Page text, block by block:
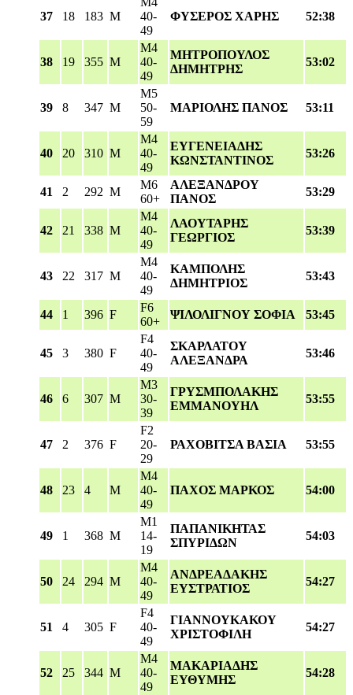
37 18 183 M
40-
49
ΦΥΣΕΡΟΣ ΧΑΡΗΣ 52:38
38 19 355 M
M4
40-
49
ΜΗΤΡΟΠΟΥΛΟΣ
ΔΗΜΗΤΡΗΣ
53:02
39 8 347 M
M5
50-
59
ΜΑΡΙΟΛΗΣ ΠΑΝΟΣ 53:11
40 20 310 M
M4
40-
49
ΕΥΓΕΝΕΙΑΔΗΣ
ΚΩΝΣΤΑΝΤΙΝΟΣ
53:26
41 2 292 M
M6
60+
ΑΛΕΞΑΝΔΡΟΥ
ΠΑΝΟΣ
53:29
42 21 338 M
M4
40-
49
ΛΑΟΥΤΑΡΗΣ
ΓΕΩΡΓΙΟΣ
53:39
43 22 317 M
M4
40-
49
ΚΑΜΠΟΛΗΣ
ΔΗΜΗΤΡΙΟΣ
53:43
44 1 396 F
F6
60+
ΨΙΛΟΛΙΓΝΟΥ ΣΟΦΙΑ 53:45
45 3 380 F
F4
40-
49
ΣΚΑΡΛΑΤΟΥ
ΑΛΕΞΑΝΔΡΑ
53:46
46 6 307 M
M3
30-
39
ΓΡΥΣΜΠΟΛΑΚΗΣ
ΕΜΜΑΝΟΥΗΛ
53:55
47 2 376 F
F2
20-
29
ΡΑΧΟΒΙΤΣΑ ΒΑΣΙΑ 53:55
48 23 4 M
M4
40-
49
ΠΑΧΟΣ ΜΑΡΚΟΣ 54:00
49 1 368 M
M1
14-
19
ΠΑΠΑΝΙΚΗΤΑΣ
ΣΠΥΡΙΔΩΝ
54:03
50 24 294 M
M4
40-
49
ΑΝΔΡΕΑΔΑΚΗΣ
ΕΥΣΤΡΑΤΙΟΣ
54:27
51 4 305 F
F4
40-
49
ΓΙΑΝΝΟΥΚΑΚΟΥ
ΧΡΙΣΤΟΦΙΛΗ
54:27
52 25 344 M
M4
40-
49
ΜΑΚΑΡΙΑΔΗΣ
ΕΥΘΥΜΗΣ
54:28